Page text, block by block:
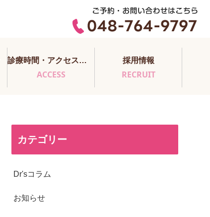
診療時間・アクセス・医師担当表
ACCESS
採用情報
RECRUIT
カテゴリー
Dr'sコラム
お知らせ